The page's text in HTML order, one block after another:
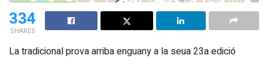
334
SHARES
La tradicional prova arriba enguany a la seua 23a edició